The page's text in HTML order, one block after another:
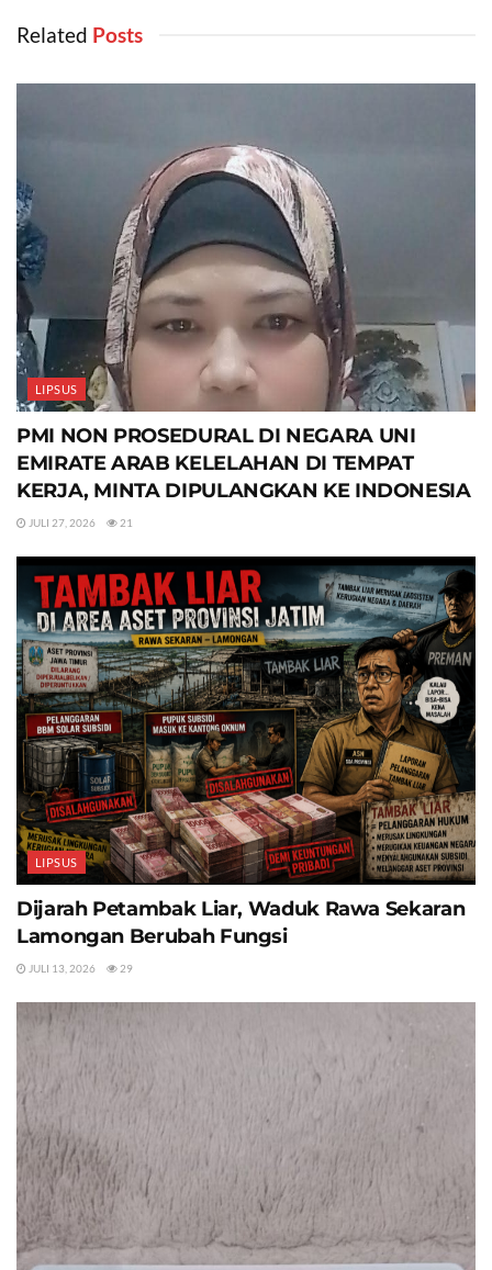
Related ‎ Posts
LIPSUS
PMI NON PROSEDURAL DI NEGARA UNI
EMIRATE ARAB KELELAHAN DI TEMPAT
KERJA, MINTA DIPULANGKAN KE INDONESIA
JULI 27, 2026 21
LIPSUS
Dijarah Petambak Liar, Waduk Rawa Sekaran
Lamongan Berubah Fungsi
JULI 13, 2026 29